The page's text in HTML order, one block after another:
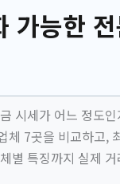
가능한
시세가 어느 정도
체 7곳을 비교하고,
별 특징까지 실제